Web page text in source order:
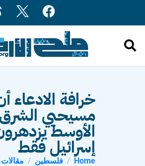
خرافة الادعاء
مسيحيي
الأوسط
إسرائيل فقط
Home فلسطين
مقالات